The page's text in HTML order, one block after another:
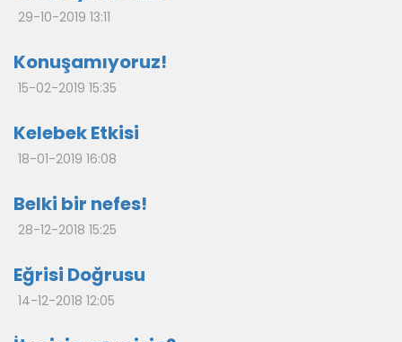
29-10-2019 13:11
Konuşamıyoruz!
15-02-2019 15:35
Kelebek Etkisi
18-01-2019 16:08
Belki bir nefes!
28-12-2018 15:25
Eğrisi Doğrusu
14-12-2018 12:05